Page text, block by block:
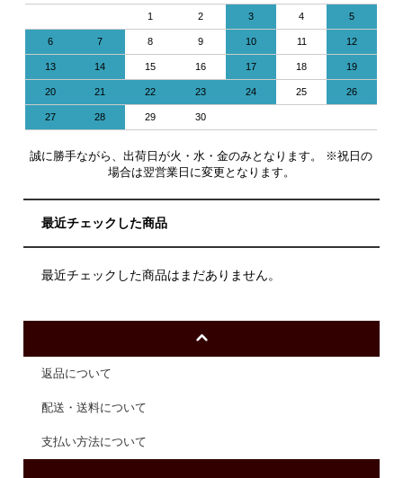
1 2 3 4 5
6 7 8 9 10 11 12
13 14 15 16 17 18 19
20 21 22 23 24 25 26
27 28 29 30
誠に勝手ながら、出荷日が火・水・金のみとなります。 ※祝日の
場合は翌営業日に変更となります。
最近チェックした商品
最近チェックした商品はまだありません。
返品について
配送・送料について
支払い方法について